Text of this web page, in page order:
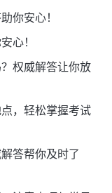
你安心！
心！
权威解答让你放
，轻松掌握考试
答帮你及时了